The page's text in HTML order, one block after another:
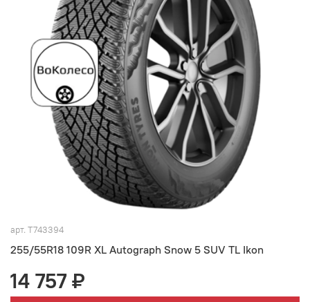
арт. T743394
255/55R18 109R XL Autograph Snow 5 SUV TL Ikon
14 757 ₽